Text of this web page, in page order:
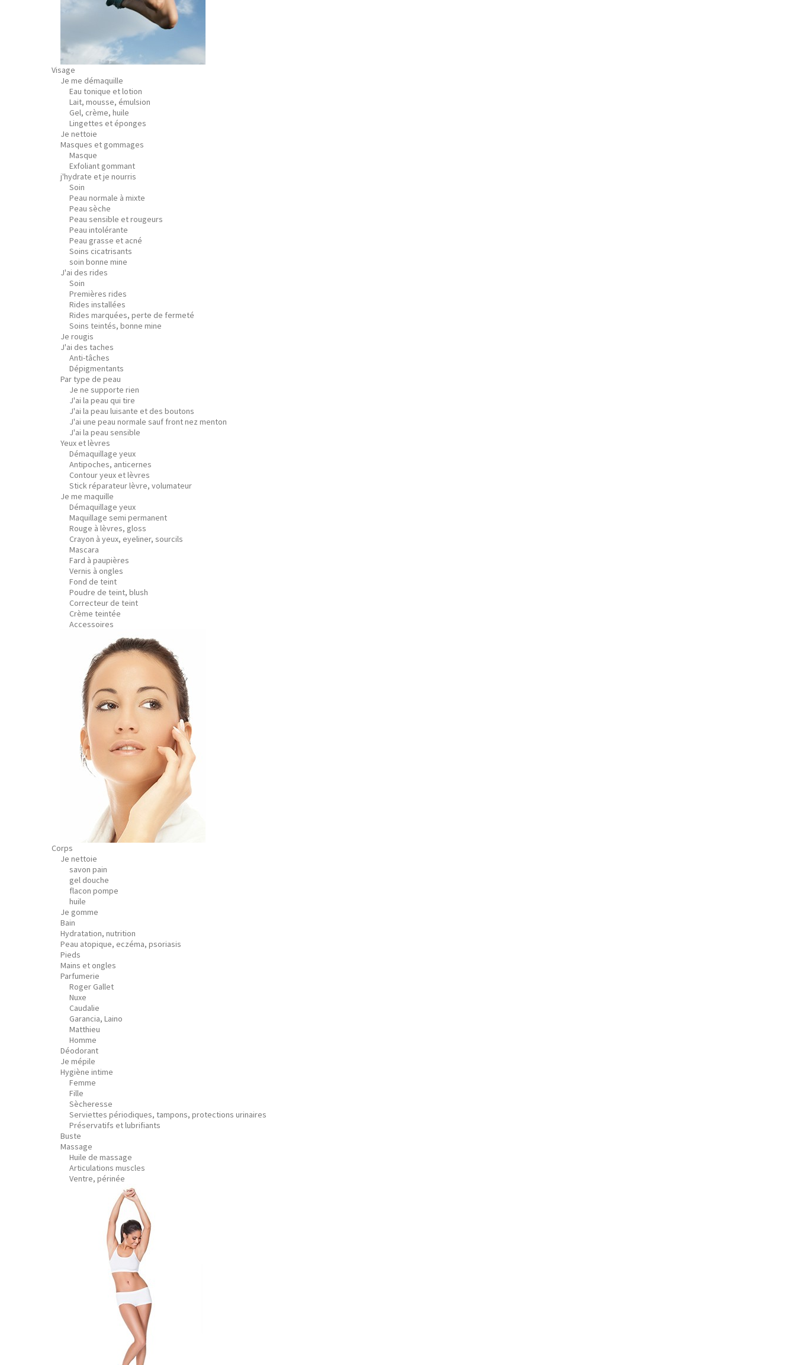
Visage
Je me démaquille
Eau tonique et lotion
Lait, mousse, émulsion
Gel, crème, huile
Lingettes et éponges
Je nettoie
Masques et gommages
Masque
Exfoliant gommant
j'hydrate et je nourris
Soin
Peau normale à mixte
Peau sèche
Peau sensible et rougeurs
Peau intolérante
Peau grasse et acné
Soins cicatrisants
soin bonne mine
J'ai des rides
Soin
Premières rides
Rides installées
Rides marquées, perte de fermeté
Soins teintés, bonne mine
Je rougis
J'ai des taches
Anti-tâches
Dépigmentants
Par type de peau
Je ne supporte rien
J'ai la peau qui tire
J'ai la peau luisante et des boutons
J'ai une peau normale sauf front nez menton
J'ai la peau sensible
Yeux et lèvres
Démaquillage yeux
Antipoches, anticernes
Contour yeux et lèvres
Stick réparateur lèvre, volumateur
Je me maquille
Démaquillage yeux
Maquillage semi permanent
Rouge à lèvres, gloss
Crayon à yeux, eyeliner, sourcils
Mascara
Fard à paupières
Vernis à ongles
Fond de teint
Poudre de teint, blush
Correcteur de teint
Crème teintée
Accessoires
Corps
Je nettoie
savon pain
gel douche
flacon pompe
huile
Je gomme
Bain
Hydratation, nutrition
Peau atopique, eczéma, psoriasis
Pieds
Mains et ongles
Parfumerie
Roger Gallet
Nuxe
Caudalie
Garancia, Laino
Matthieu
Homme
Déodorant
Je mépile
Hygiène intime
Femme
Fille
Sècheresse
Serviettes périodiques, tampons, protections urinaires
Préservatifs et lubrifiants
Buste
Massage
Huile de massage
Articulations muscles
Ventre, périnée